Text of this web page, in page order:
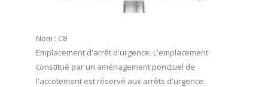
Nom : C8
Emplacement d'arrêt d'urgence. L'emplacement
constitué par un aménagement ponctuel de
l'accotement est réservé aux arrêts d'urgence.